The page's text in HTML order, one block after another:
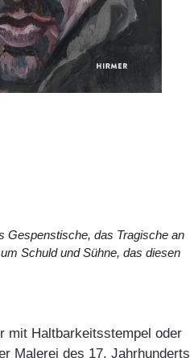
Gespenstische, das Tragische an
Schuld und Sühne, das diesen
mit Haltbarkeitsstempel oder
Malerei des 17. Jahrhunderts